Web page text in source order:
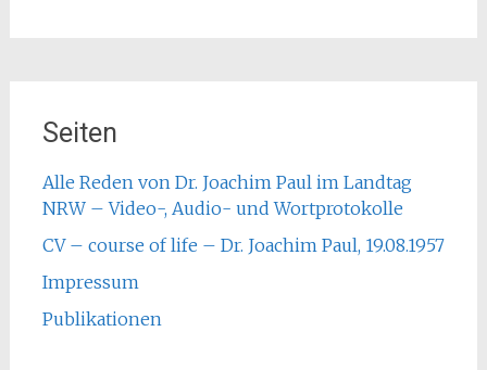
Seiten
Alle Reden von Dr. Joachim Paul im Landtag
NRW – Video-, Audio- und Wortprotokolle
CV – course of life – Dr. Joachim Paul, 19.08.1957
Impressum
Publikationen